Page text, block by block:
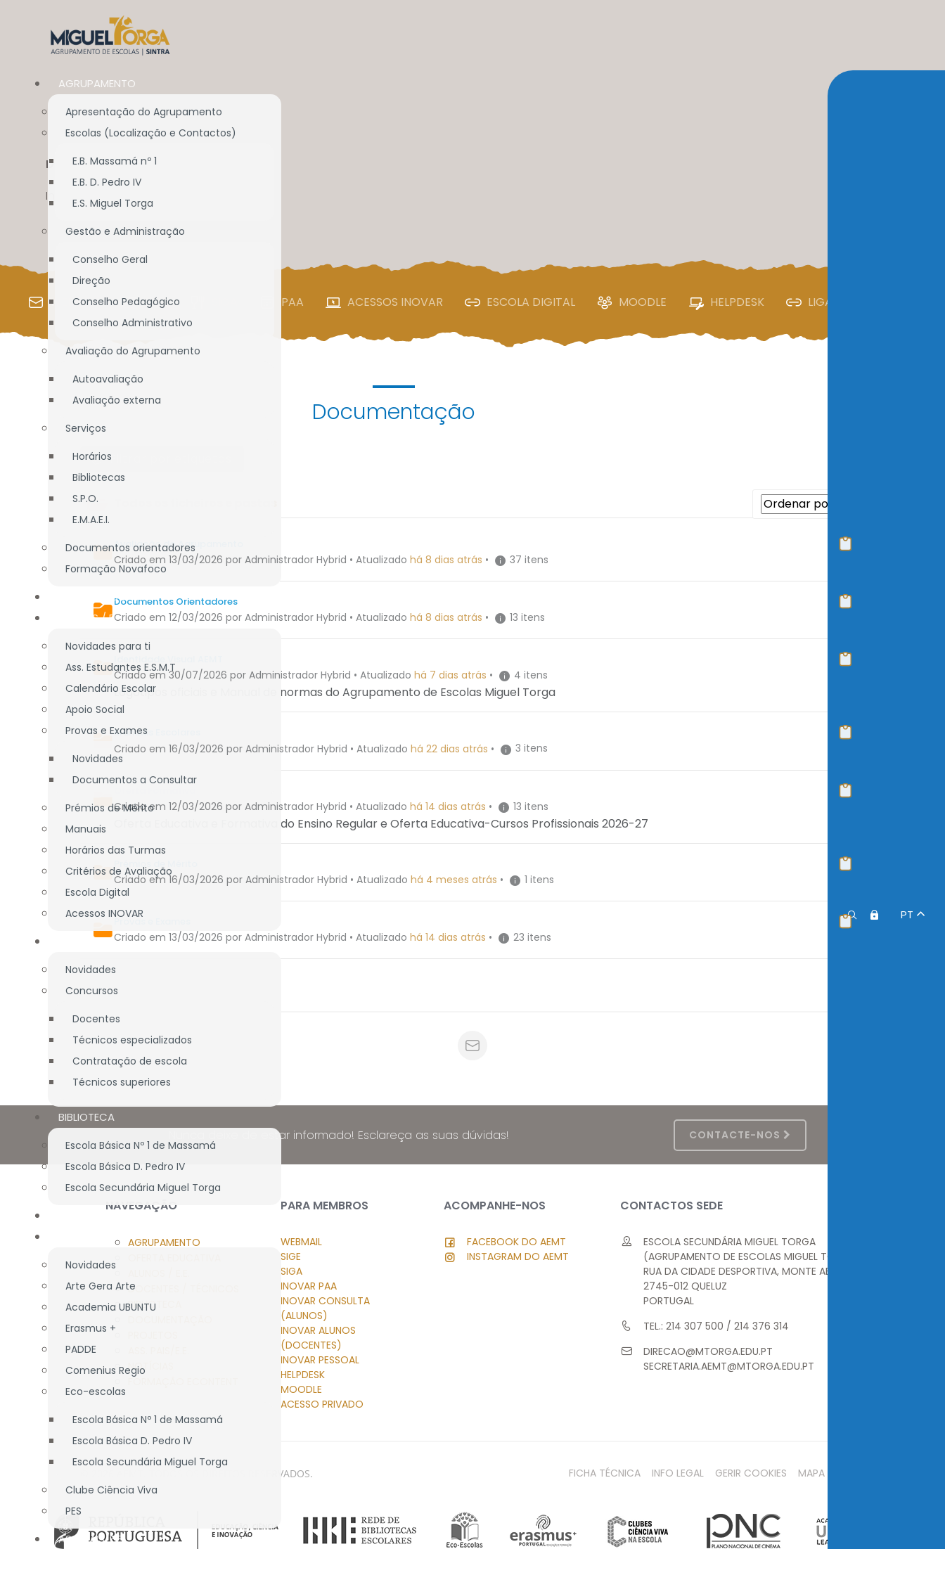
AGRUPAMENTO
Apresentação do Agrupamento
Escolas (Localização e Contactos)
E.B. Massamá nº 1
E.B. D. Pedro IV
E.S. Miguel Torga
Gestão e Administração
Conselho Geral
Direção
Conselho Pedagógico
Conselho Administrativo
Avaliação do Agrupamento
Autoavaliação
Avaliação externa
Serviços
Horários
Bibliotecas
S.P.O.
E.M.A.E.I.
Documentos orientadores
Formação Novafoco
OFERTA EDUCATIVA
ALUNOS / E.E.
Novidades para ti
Ass. Estudantes E.S.M.T
Calendário Escolar
Apoio Social
Provas e Exames
Novidades
Documentos a Consultar
Prémios de Mérito
Manuais
Horários das Turmas
Critérios de Avaliação
Escola Digital
Acessos INOVAR
DOCENTES / TÉCNICOS
Novidades
Concursos
Docentes
Técnicos especializados
Contratação de escola
Técnicos superiores
BIBLIOTECA
Escola Básica Nº 1 de Massamá
Escola Básica D. Pedro IV
Escola Secundária Miguel Torga
Novidades
Arte Gera Arte
Academia UBUNTU
Erasmus +
PADDE
Comenius Regio
Eco-escolas
Escola Básica Nº 1 de Massamá
Escola Básica D. Pedro IV
Escola Secundária Miguel Torga
Clube Ciência Viva
PES
ASS. PAIS/E.E.
PT
DOCUMENTAÇÃO
Início // Documentação
WEBMAIL SIGE PAA ACESSOS INOVAR ESCOLA DIGITAL MOODLE HELPDESK LIGAÇÕES ÚTEIS
Documentação
Filtrar por etiquetas
Avaliação do Agrupamento
Criado em 13/03/2026 por Administrador Hybrid • Atualizado há 8 dias atrás • 37 itens
Documentos Orientadores
Criado em 12/03/2026 por Administrador Hybrid • Atualizado há 8 dias atrás • 13 itens
Criado em 30/07/2026 por Administrador Hybrid • Atualizado há 7 dias atrás • 4 itens
Logótipos oficiais e Manual de normas do Agrupamento de Escolas Miguel Torga
Manuais Escolares
Criado em 16/03/2026 por Administrador Hybrid • Atualizado há 22 dias atrás • 3 itens
Criado em 12/03/2026 por Administrador Hybrid • Atualizado há 14 dias atrás • 13 itens
Oferta Educativa e Formativa do Ensino Regular e Oferta Educativa-Cursos Profissionais 2026-27
Criado em 16/03/2026 por Administrador Hybrid • Atualizado há 4 meses atrás • 1 itens
Provas e Exames
Criado em 13/03/2026 por Administrador Hybrid • Atualizado há 14 dias atrás • 23 itens
Nunca deixe de estar informado! Esclareça as suas dúvidas! CONTACTE-NOS
NAVEGAÇÃO
AGRUPAMENTO
DOCENTES / TÉCNICOS
BIBLIOTECA
NOTÍCIAS
PARA MEMBROS
WEBMAIL
SIGE
SIGA
INOVAR PAA
INOVAR CONSULTA
(ALUNOS)
INOVAR ALUNOS
(DOCENTES)
INOVAR PESSOAL
HELPDESK
MOODLE
ACESSO PRIVADO
ACOMPANHE-NOS
FACEBOOK DO AEMT
INSTAGRAM DO AEMT
CONTACTOS SEDE
ESCOLA SECUNDÁRIA MIGUEL TORGA
(AGRUPAMENTO DE ESCOLAS MIGUEL TORGA)
RUA DA CIDADE DESPORTIVA, MONTE ABRAÃO
2745-012 QUELUZ
PORTUGAL
TEL.: 214 307 500 / 214 376 314
DIRECAO@MTORGA.EDU.PT
SECRETARIA.AEMT@MTORGA.EDU.PT
© 2026 AEMT. TODOS OS DIREITOS RESERVADOS. FICHA TÉCNICA INFO LEGAL GERIR COOKIES MAPA DO SITE